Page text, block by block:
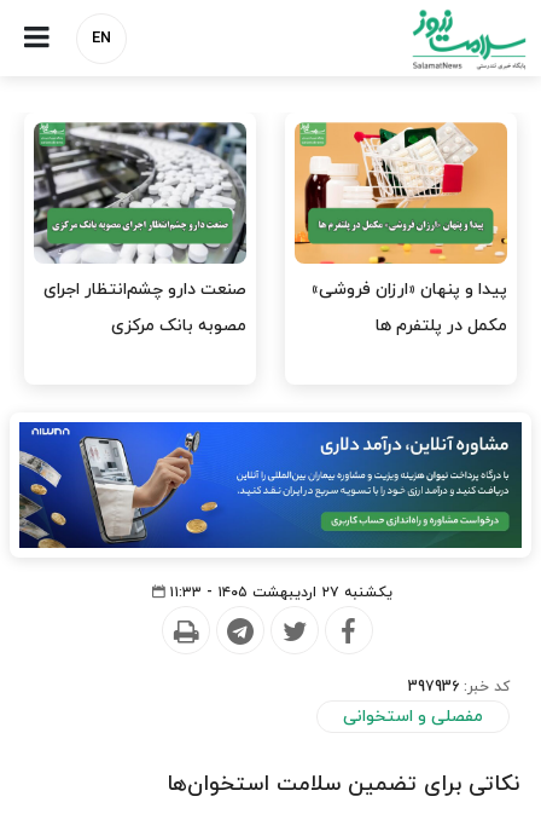
EN
هشدار کانون هموفیلی ایران:
۴ هزار بیمار ۸ ماه است
نسخه وزارت بهداشت برای
مهار پزشک‌نماهای
یکشنبه ۲۷ اردیبهشت ۱۴۰۵ - ۱۱:۳۳
کد خبر: 397936
مفصلی و استخوانی
نکاتی برای تضمین سلامت استخوان‌ها